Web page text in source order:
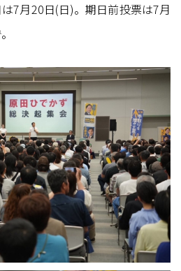
7月20日(日)。期日前投票は7月